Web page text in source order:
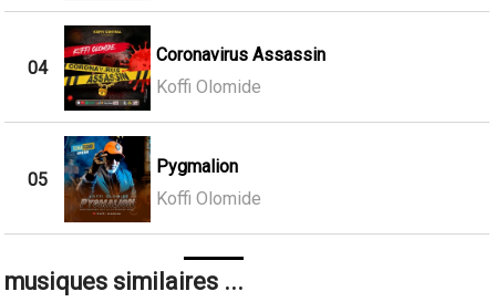
04
Coronavirus Assassin
Koffi Olomide
05
Pygmalion
Koffi Olomide
musiques similaires ...